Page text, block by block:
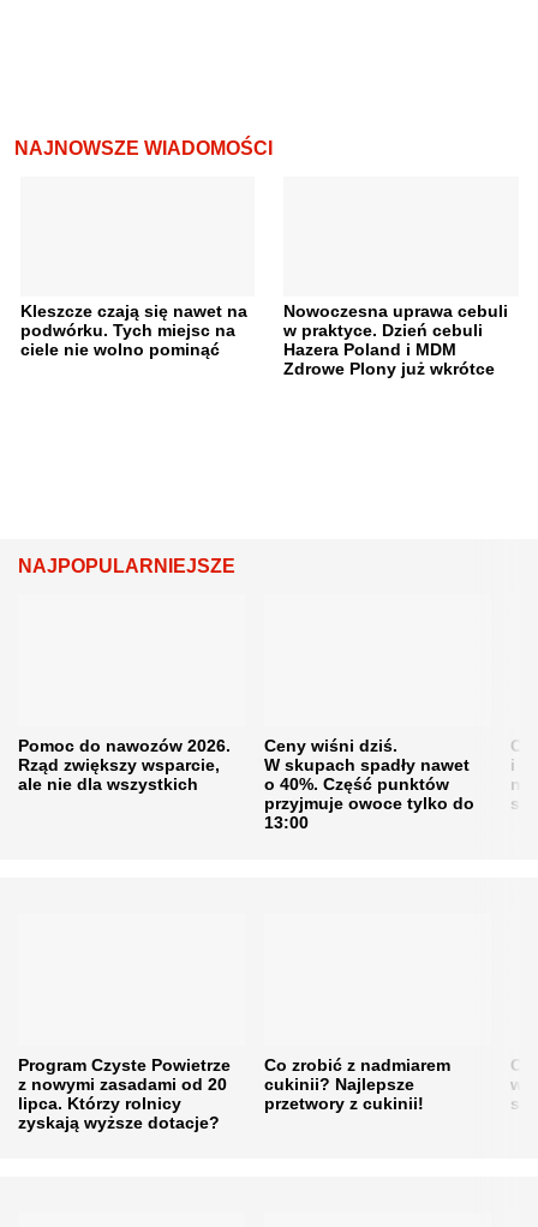
NAJNOWSZE WIADOMOŚCI
Kleszcze czają się nawet na
podwórku. Tych miejsc na
ciele nie wolno pominąć
Nowoczesna uprawa cebuli
w praktyce. Dzień cebuli
Hazera Poland i MDM
Zdrowe Plony już wkrótce
NAJPOPULARNIEJSZE
Pomoc do nawozów 2026.
Rząd zwiększy wsparcie,
ale nie dla wszystkich
Ceny wiśni dziś.
W skupach spadły nawet
o 40%. Część punktów
przyjmuje owoce tylko do
13:00
i
Program Czyste Powietrze
z nowymi zasadami od 20
lipca. Którzy rolnicy
zyskają wyższe dotacje?
Co zrobić z nadmiarem
cukinii? Najlepsze
przetwory z cukinii!
w